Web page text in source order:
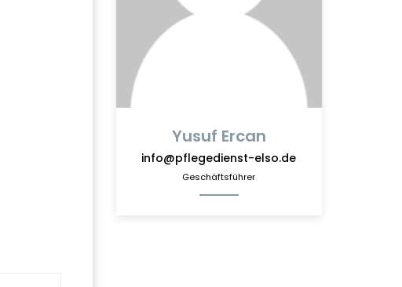
Yusuf Ercan
info@pflegedienst-elso.de
Geschäftsführer